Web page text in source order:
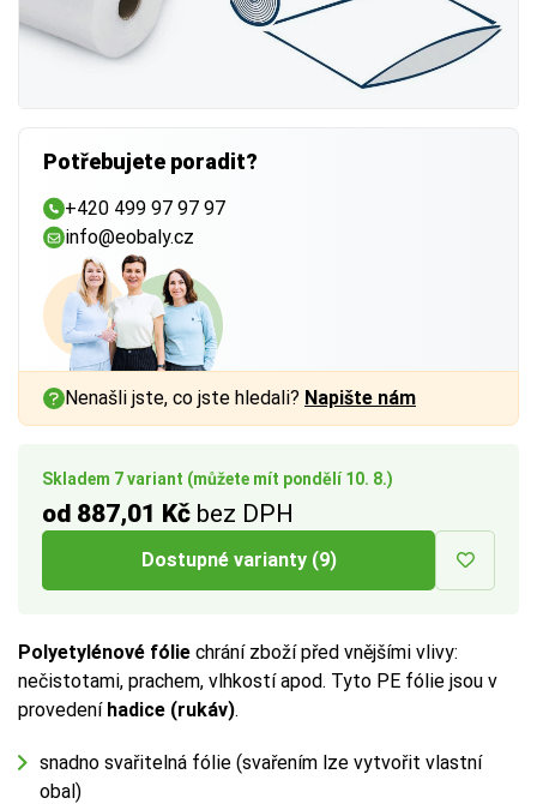
Skladem 7 variant (můžete mít pondělí 10. 8.)
od 887,01 Kč bez DPH
Dostupné varianty (9)
Polyetylénové fólie chrání zboží před vnějšími vlivy:
nečistotami, prachem, vlhkostí apod. Tyto PE fólie jsou v
provedení hadice (rukáv).
snadno svařitelná fólie (svařením lze vytvořit vlastní
obal)
Potřebujete poradit?
+420 499 97 97 97
info@eobaly.cz
Nenašli jste, co jste hledali? Napište nám